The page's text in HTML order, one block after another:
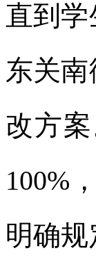
直到
东关
改方
100%
明确